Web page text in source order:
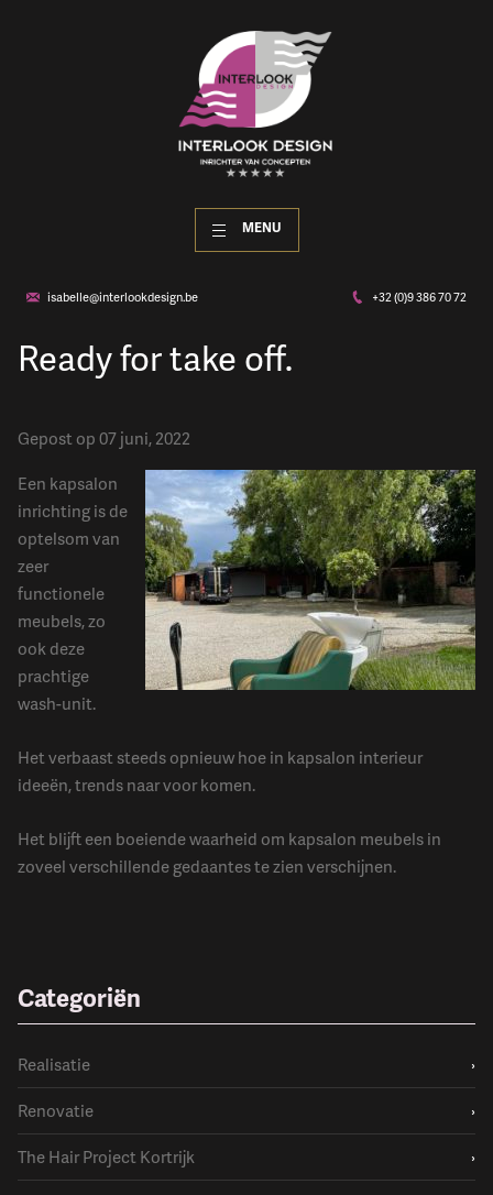
MENU
isabelle@interlookdesign.be +32 (0)9 386 70 72
​Ready for take off.
Gepost op 07 juni, 2022
Een kapsalon
inrichting is de
optelsom van
zeer
functionele
meubels, zo
ook deze
prachtige
wash-unit.
Het verbaast steeds opnieuw hoe in kapsalon interieur
ideeën, trends naar voor komen.
Het blijft een boeiende waarheid om kapsalon meubels in
zoveel verschillende gedaantes te zien verschijnen.
Categoriën
Realisatie
›
Renovatie
›
The Hair Project Kortrijk
›